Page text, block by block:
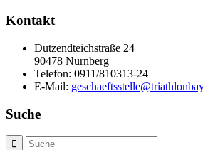
Kontakt
Dutzendteichstraße 24
90478 Nürnberg
Telefon: 0911/810313-24
E-Mail:
Suche